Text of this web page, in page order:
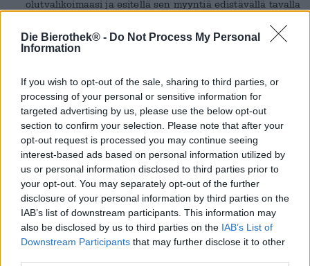
Die Bierothek® - Do Not Process My Personal
Information
If you wish to opt-out of the sale, sharing to third parties, or
processing of your personal or sensitive information for
targeted advertising by us, please use the below opt-out
section to confirm your selection. Please note that after your
opt-out request is processed you may continue seeing
interest-based ads based on personal information utilized by
us or personal information disclosed to third parties prior to
your opt-out. You may separately opt-out of the further
disclosure of your personal information by third parties on the
IAB’s list of downstream participants. This information may
also be disclosed by us to third parties on the IAB’s List of
Downstream Participants that may further disclose it to other
olutvalikoimaasi ja esitellä sen myyntiä edistävällä tavalla
Bierothek®-oluthyllyllä.
Haluaisitko oman Bierothek -oluthyllyn? Ota sitten
meihinyhteyttä ilman velvoitteita!
Meistä
Bierothek
GmbH Bambergista on kumppanisi oluiden
monimuotoisuuden suhteen. Omien kiinteiden
Bierothek ®-konttoreiden lisäksiMünchenissä,
Bambergissa,Nürnbergissä ,Erlangenissa,Fürthissä
, Frankfurtissa Würzburgissa
,
Dresdenissä,Dortmundissa,Essenissä,Karlsruhessa
Wienissäja Leipzigissä, tuomme mielellämme myös
vuosien kokemuksemme Beerissä. erikoisuuksia
yritykseesi - olipa kyseessä ravintola tai vähittäiskauppa.
Erikoistukkukauppiaana keskitymme erikoisoluisiin, joilla
on vahva luonne ja jotka erottuvat joukosta.
Tuotevalikoimamme
Bierothek -sarjaan kuuluu yli 500 erilaista erikoisolutta
Franconiasta, Saksasta ja muualta maailmasta.
Avainsana: käsityöolut - yli 90 % tuotteistamme on